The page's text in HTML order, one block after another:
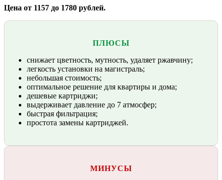
Цена от 1157 до 1780 рублей.
ПЛЮСЫ
снижает цветность, мутность, удаляет ржавчину;
легкость установки на магистраль;
небольшая стоимость;
оптимальное решение для квартиры и дома;
дешевые картриджи;
выдерживает давление до 7 атмосфер;
быстрая фильтрация;
простота замены картриджей.
МИНУСЫ